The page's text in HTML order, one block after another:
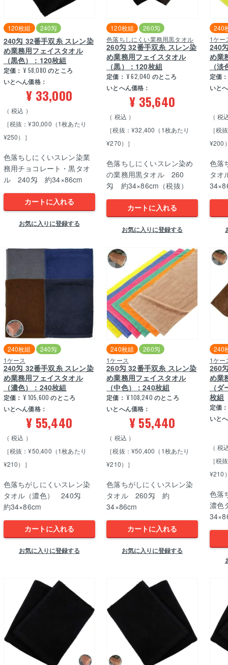
120枚組 240匁
240匁 32番手双糸 スレン染
め業務用フェイスタオル
（黒色）：120枚組
定価： ¥ 58,080 のところ
いとへん価格：
¥ 33,000
税込
［税抜：¥30,000（1枚あたり
¥250）］
色落ちしにくいスレン染業
務用チョコレート・黒タオ
ル 240匁 約34×86cm
カートに入れる
お気に入りに登録する
120枚組
260匁
色落ちしにくい業務用黒タオル
260匁 32番手双糸 スレン染
め業務用フェイスタオル
（黒）：120枚組
定価： ¥ 62,040 のところ
いとへん価格：
¥ 35,640
税込
［税抜：¥32,400（1枚あたり
¥270）］
色落ちしにくいスレン染め
の業務用黒タオル 260
匁 約34×86cm（税抜）
カートに入れる
お気に入りに登録する
240
1ケー
240
め業
（
定価：
いと
税
［税
¥200
色落
タ
240枚組
240匁
1ケース
240匁 32番手双糸 スレン染
め業務用フェイスタオル
（濃色）：240枚組
定価： ¥ 105,600 のところ
いとへん価格：
¥ 55,440
税込
［税抜：¥50,400（1枚あたり
¥210）］
色落ちがしにくいスレン染
タオル（濃色） 240匁
約34×86cm
カートに入れる
お気に入りに登録する
240枚組
260匁
1ケース
260匁 32番手双糸 スレン染
め業務用フェイスタオル
（中色）：240枚組
定価： ¥ 108,240 のところ
いとへん価格：
¥55,440
税込
［税抜：¥50,400（1枚あたり
¥210）］
色落ちがしにくいスレン染
タオル 260匁 約
34×86cm
カートに入れる
お気に入りに登録する
240
1ケー
260
め業
（
枚組
定価：
いと
税
［税
¥210
色落
濃